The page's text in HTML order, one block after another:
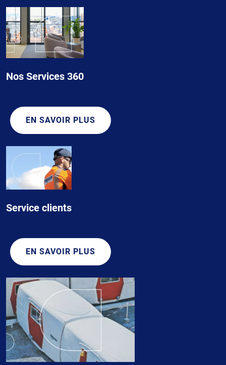
Nos Services 360
EN SAVOIR PLUS
Service clients
EN SAVOIR PLUS